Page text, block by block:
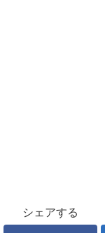
シェアする